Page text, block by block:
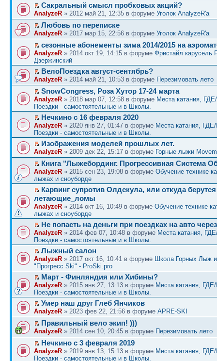
Сакральный смысл пробковых акций?
AnalyzeR » 2012 май 21, 12:35 в форуме Уголок AnalyzeR'а
Любовь по переписке
AnalyzeR » 2017 мар 15, 22:56 в форуме Уголок AnalyzeR'а
сезонные абонементы зима 2014/2015 на
AnalyzeR » 2014 окт 19, 14:15 в форуме Фристайл карусель
Дзержинский
ВелоПоездка август-сентябрь?
AnalyzeR » 2014 май 21, 10:53 в форуме Перезимовать лето
SnowCongress, Роза Хутор 17-24 марта
AnalyzeR » 2018 мар 07, 12:58 в форуме Места катания,
Поездки - самостоятельные и в Школы.
Нечкино с 16 февраля 2020
AnalyzeR » 2020 янв 27, 01:47 в форуме Места катания,
Поездки - самостоятельные и в Школы.
Изображения моделей прошлых лет.
AnalyzeR » 2009 дек 22, 15:17 в форуме Горные лыжи
Книга "Лыжебординг. Прогрессивная Система
AnalyzeR » 2015 сен 23, 19:08 в форуме Обучение технике
лыжах и сноуборде
Карвинг супротив Олдскула, или откуда берутся
летающие_ломы
AnalyzeR » 2014 окт 16, 10:49 в форуме Обучение технике
лыжах и сноуборде
Не попасть на деньги при поездках на авто
AnalyzeR » 2014 фев 07, 10:48 в форуме Места катания,
Поездки - самостоятельные и в Школы.
Лыжный салон
AnalyzeR » 2017 окт 16, 10:41 в форуме Школа Горных Лыж
"Прогресс Ski" - ProSki.pro
Март - Финляндия или Хибины?
AnalyzeR » 2015 янв 27, 13:13 в форуме Места катания,
Поездки - самостоятельные и в Школы.
Умер наш друг Глеб Янчиков
AnalyzeR » 2023 фев 22, 21:56 в форуме APRE-SKI
Правильный вело экип! )))
AnalyzeR » 2014 сен 10, 20:45 в форуме Перезимовать лето
Нечкино с 3 февраля 2019
AnalyzeR » 2019 янв 13, 15:13 в форуме Места катания,
Поездки - самостоятельные и в Школы.